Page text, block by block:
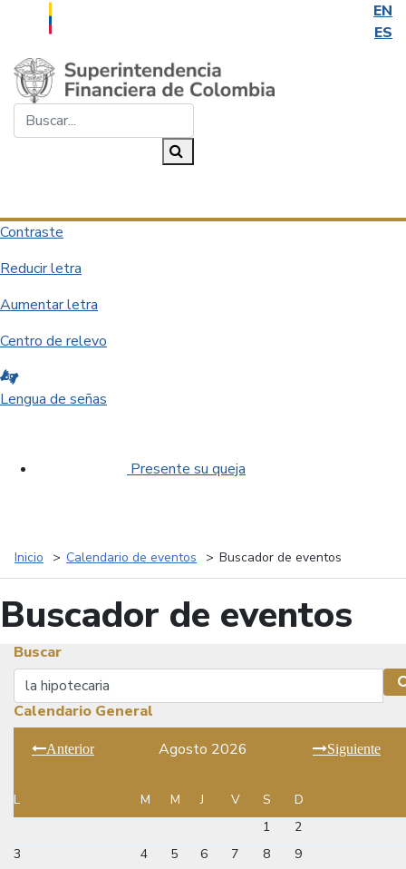
EN
ES
Saltar al contenido principal
Contraste
Reducir letra
Aumentar letra
Centro de relevo
Lengua de señas
Presente su queja
Inicio Calendario de eventos Buscador de eventos
Buscador de eventos
Buscar
Buscar
Calendario General
Anterior Agosto 2026 Siguiente
L M M J V S
D
1
2
3
4 5 6 7 8
9